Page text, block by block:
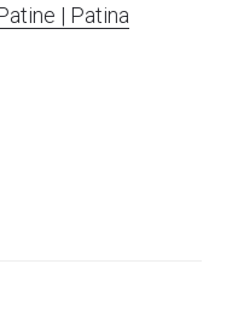
| Patina